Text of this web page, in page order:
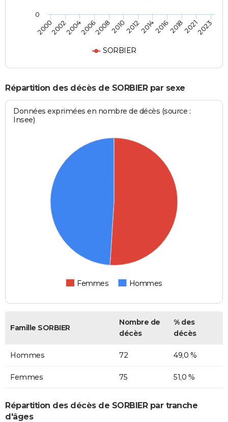
SORBIER
200020022004200620082010201220142016201820212023
0
Répartition des décès de SORBIER par sexe
Données exprimées en nombre de décès (source :
Insee)
Femmes Hommes
Famille SORBIER
Nombre de
décès
% des
décès
Hommes 72 49,0 %
Femmes 75 51,0 %
Répartition des décès de SORBIER par tranche
d'âges